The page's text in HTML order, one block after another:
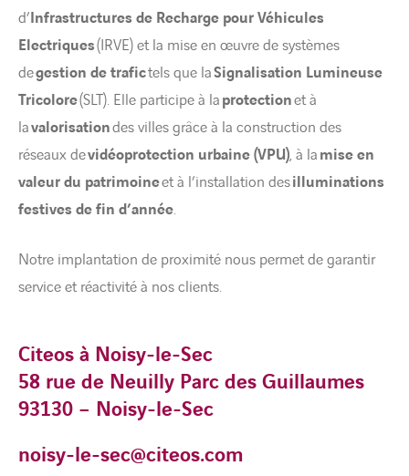
d’Infrastructures de Recharge pour Véhicules
Electriques(IRVE) et la mise en œuvre de systèmes
degestion de trafictels que laSignalisation Lumineuse
Tricolore(SLT). Elle participe à laprotectionet à
lavalorisationdes villes grâce à la construction des
réseaux devidéoprotection urbaine (VPU), à lamise en
valeur du patrimoineet à l’installation desilluminations
festives de fin d’année.
Notre implantation de proximité nous permet de garantir
service et réactivité à nos clients.
Citeos à Noisy-le-Sec
58 rue de Neuilly Parc des Guillaumes
93130 – Noisy-le-Sec
noisy-le-sec@citeos.com